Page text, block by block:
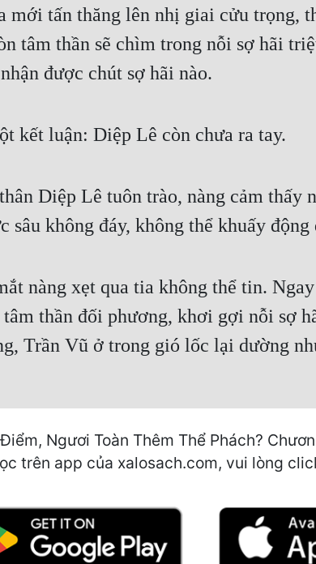
mới tấn thăng lên nhị giai cửu trọng,
tâm thần sẽ chìm trong nỗi sợ hãi
được chút sợ hãi nào.
kết luận: Diệp Lê còn chưa ra tay.
Diệp Lê tuôn trào, nàng cảm thấy
không đáy, không thể khuấy
nàng xẹt qua tia không thể tin.
thần đối phương, khơi gợi nỗi sợ
Trần Vũ ở trong gió lốc lại dường
Ngươi Toàn Thêm Thể Phách?
trên app của xalosach.com, vui lòng